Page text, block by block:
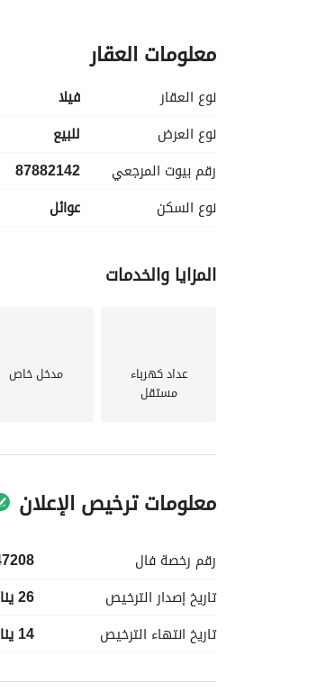
السعر مليون و 150 ألف ريال
معلومات العقار
نوع العقار
فیلا
نوع العرض
للبيع
رقم بيوت المرجعي
87882142
نوع السكن
عوائل
المزايا والخدمات
عداد كهرباء
مستقل
مدخل خاص
معلومات ترخيص الإعلان
رقم رخصة فال
تاريخ إصدار الترخيص
26 يناير 2026
تاريخ انتهاء الترخيص 14 يناير 2027